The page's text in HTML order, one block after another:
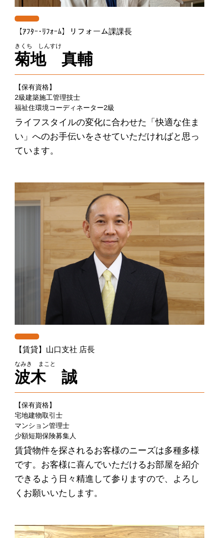
【ｱﾌﾀｰ･ﾘﾌｫｰﾑ】リフォーム課課長
きくち しんすけ
菊地 真輔
【保有資格】
2級建築施工管理技士
福祉住環境コーディネーター2級
ライフスタイルの変化に合わせた「快適な住ま
い」へのお手伝いをさせていただければと思っ
ています。
【賃貸】山口支社 店長
なみき まこと
波木 誠
【保有資格】
宅地建物取引士
マンション管理士
少額短期保険募集人
賃貸物件を探されるお客様のニーズは多種多様
です。お客様に喜んでいただけるお部屋を紹介
できるよう日々精進して参りますので、よろし
くお願いいたします。